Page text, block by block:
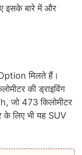
इसके बारे में और
मिलते हैं।
की ड्राइविंग
जो 473 किलोमीटर
के लिए भी यह SUV